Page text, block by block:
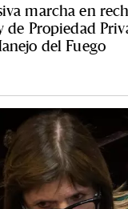
marcha en
de Propiedad
del Fuego